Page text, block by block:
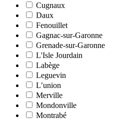
Cugnaux
Daux
Fenouillet
Gagnac-sur-Garonne
Grenade-sur-Garonne
L'Isle Jourdain
Labège
Leguevin
L’union
Merville
Mondonville
Montrabé